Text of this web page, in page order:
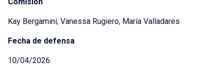
Kay Bergamini, Vanessa Rugiero, María Valladares
Fecha de defensa
10/04/2026